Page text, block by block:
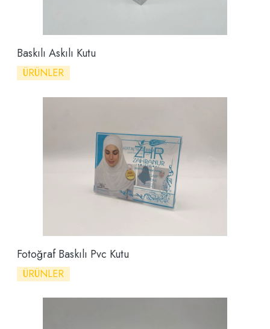
Baskılı Askılı Kutu
ÜRÜNLER
Fotoğraf Baskılı Pvc Kutu
ÜRÜNLER